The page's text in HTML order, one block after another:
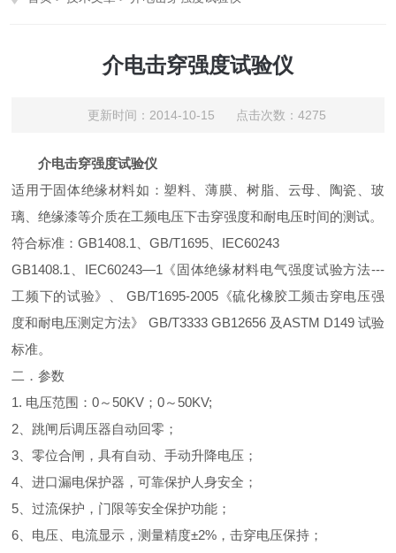
介电击穿强度试验仪
更新时间：2014-10-15 点击次数：4275
介电击穿强度试验仪
适用于固体绝缘材料如：塑料、薄膜、树脂、云母、陶瓷、玻
璃、绝缘漆等介质在工频电压下击穿强度和耐电压时间的测试。
符合标准：GB1408.1、GB/T1695、IEC60243
GB1408.1、IEC60243—1《固体绝缘材料电气强度试验方法---
工频下的试验》、 GB/T1695-2005《硫化橡胶工频击穿电压强
度和耐电压测定方法》 GB/T3333 GB12656 及ASTM D149 试验
标准。
二．参数
1. 电压范围：0～50KV；0～50KV;
2、跳闸后调压器自动回零；
3、零位合闸，具有自动、手动升降电压；
4、进口漏电保护器，可靠保护人身安全；
5、过流保护，门限等安全保护功能；
6、电压、电流显示，测量精度±2%，击穿电压保持；